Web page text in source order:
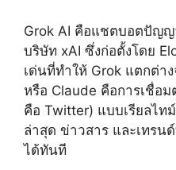
Grok AI คือแชตบอตปัญ
บริษัท xAI ซึ่งก่อตั้งโดย
เด่นที่ทำให้ Grok แตกต่า
หรือ Claude คือการเชื่อ
คือ Twitter) แบบเรียลไท
ล่าสุด ข่าวสาร และเทร
ได้ทันที